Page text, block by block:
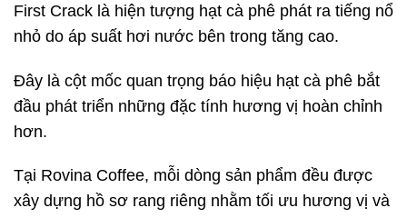
First Crack là hiện tượng hạt cà phê phát ra tiếng nổ
nhỏ do áp suất hơi nước bên trong tăng cao.
Đây là cột mốc quan trọng báo hiệu hạt cà phê bắt
đầu phát triển những đặc tính hương vị hoàn chỉnh
hơn.
Tại Rovina Coffee, mỗi dòng sản phẩm đều được
xây dựng hồ sơ rang riêng nhằm tối ưu hương vị và